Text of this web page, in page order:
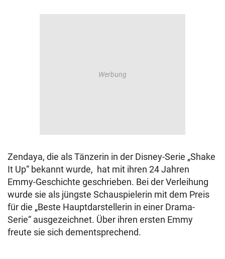
Zendaya, die als Tänzerin in der Disney-Serie „Shake
It Up“ bekannt wurde, hat mit ihren 24 Jahren
Emmy-Geschichte geschrieben. Bei der Verleihung
wurde sie als jüngste Schauspielerin mit dem Preis
für die „Beste Hauptdarstellerin in einer Drama-
Serie“ ausgezeichnet. Über ihren ersten Emmy
freute sie sich dementsprechend.